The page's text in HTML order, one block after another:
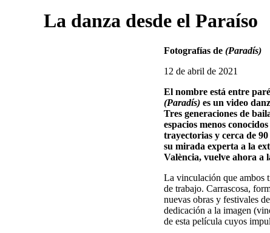
La danza desde el Paraíso
Fotografías de (Paradís)
12 de abril de 2021
El nombre está entre
(Paradís) es un video
Tres generaciones de
espacios menos
trayectorias y cerca de
su mirada experta a la
València, vuelve ahora a
La vinculación que ambos
de trabajo. Carrascosa,
nuevas obras y festivales
dedicación a la imagen
de esta película cuyos